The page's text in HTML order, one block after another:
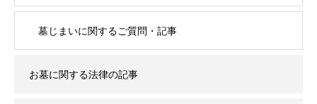
墓じまいに関するご質問・記事
お墓に関する法律の記事